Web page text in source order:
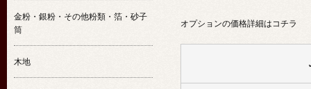
オプションの価格詳細はコチラ
金粉・銀粉・その他粉類・箔・砂子
筒
木地